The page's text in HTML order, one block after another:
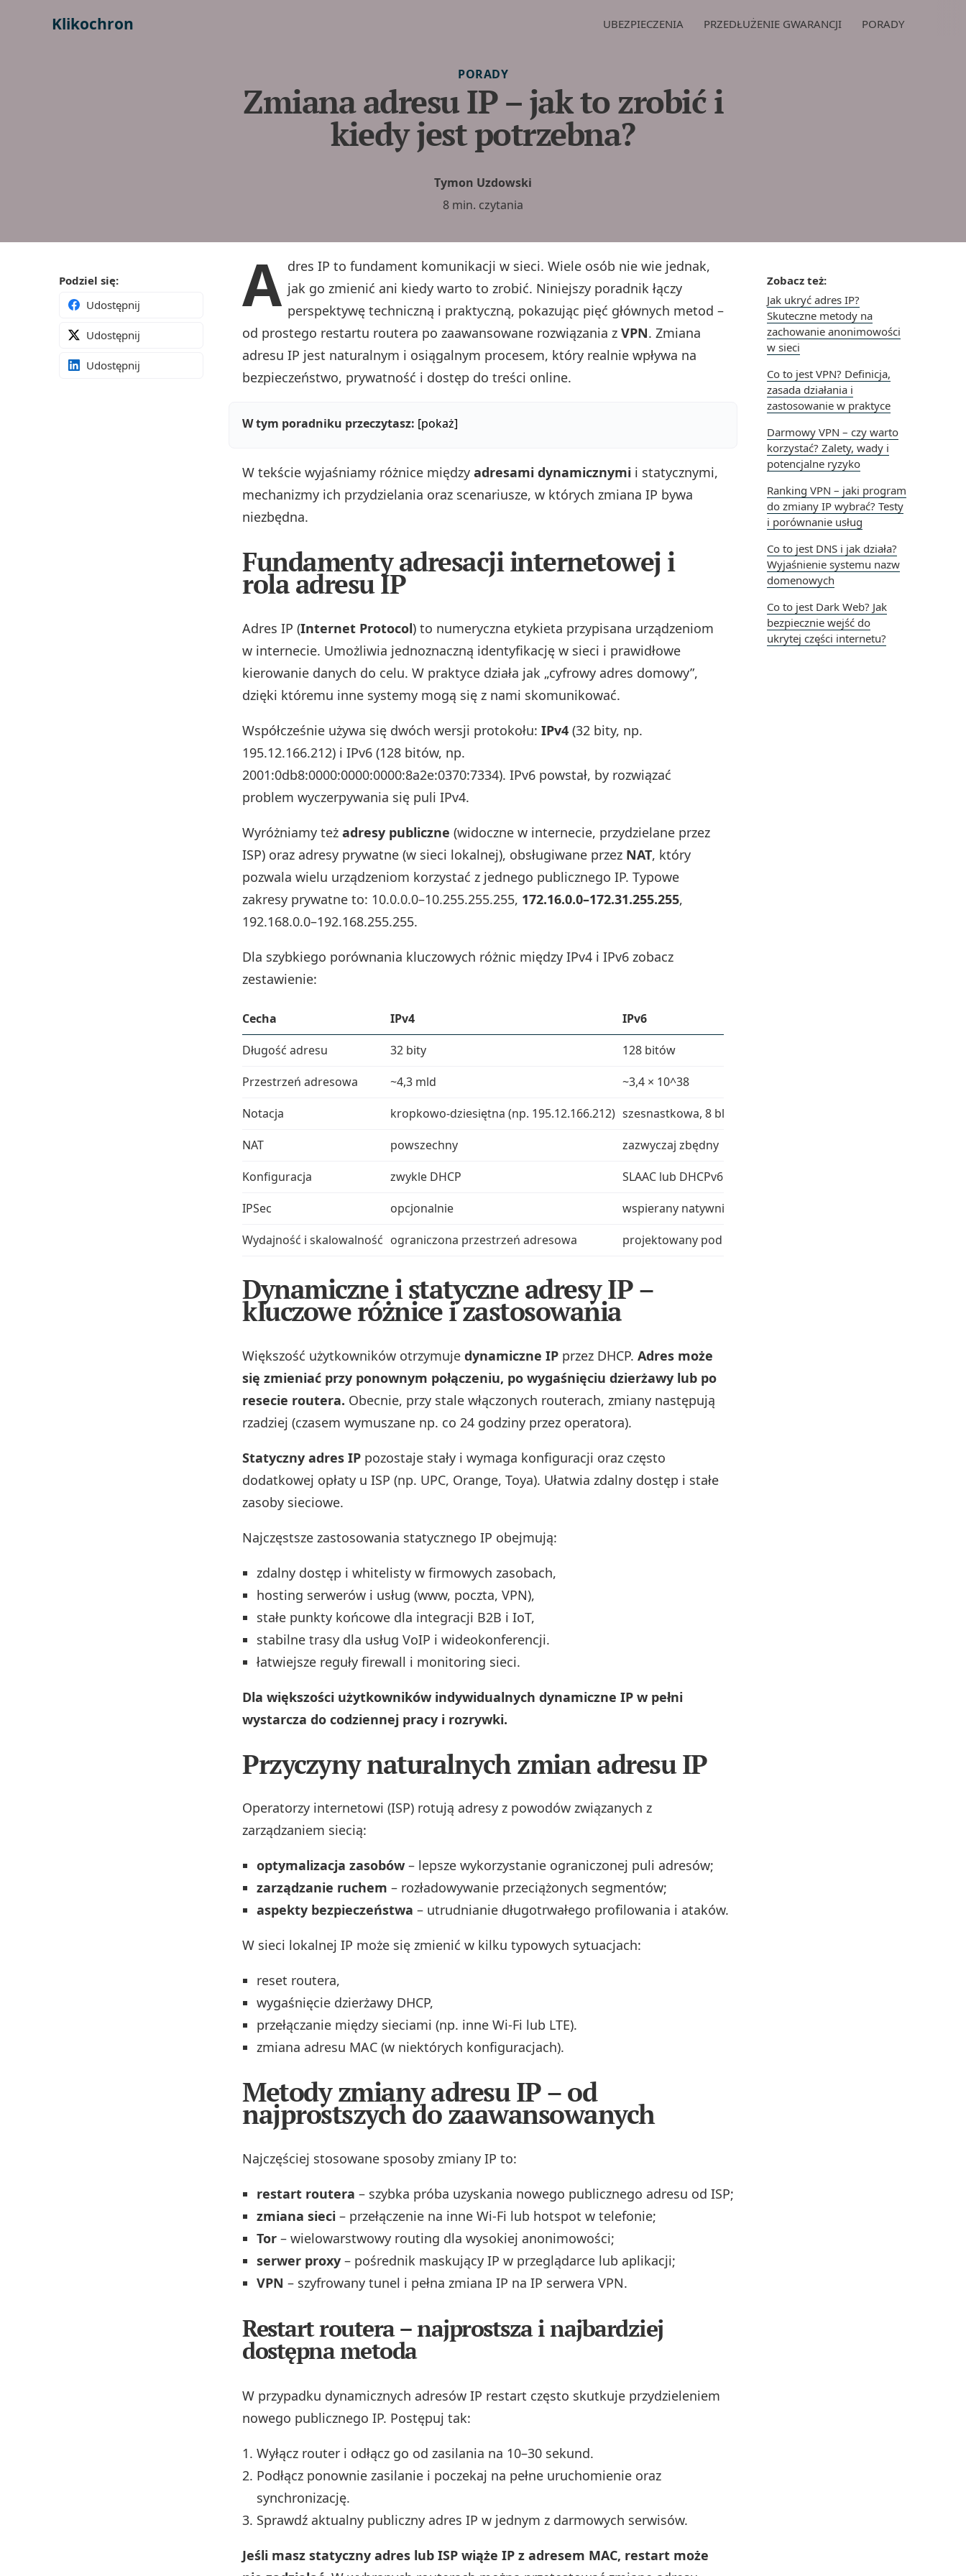
Klikochron UBEZPIECZENIA PRZEDŁUŻENIE GWARANCJI PORADY
PORADY
Zmiana adresu IP – jak to zrobić i
kiedy jest potrzebna?
Tymon Uzdowski
8 min. czytania
Zobacz też:
Jak ukryć adres IP?
Skuteczne metody na
zachowanie anonimowości
w sieci
Co to jest VPN? Definicja,
zasada działania i
zastosowanie w praktyce
Darmowy VPN – czy warto
korzystać? Zalety, wady i
potencjalne ryzyko
Ranking VPN – jaki program
do zmiany IP wybrać? Testy
i porównanie usług
Co to jest DNS i jak działa?
Wyjaśnienie systemu nazw
domenowych
Co to jest Dark Web? Jak
bezpiecznie wejść do
ukrytej części internetu?
Podziel się:
Udostępnij
Udostępnij
Udostępnij
A dres IP to fundament komunikacji w sieci. Wiele osób nie wie jednak,
jak go zmienić ani kiedy warto to zrobić. Niniejszy poradnik łączy
perspektywę techniczną i praktyczną, pokazując pięć głównych metod –
od prostego restartu routera po zaawansowane rozwiązania z VPN. Zmiana
adresu IP jest naturalnym i osiągalnym procesem, który realnie wpływa na
bezpieczeństwo, prywatność i dostęp do treści online.
W tym poradniku przeczytasz: [pokaż]
W tekście wyjaśniamy różnice między adresami dynamicznymi i statycznymi,
mechanizmy ich przydzielania oraz scenariusze, w których zmiana IP bywa
niezbędna.
Fundamenty adresacji internetowej i
rola adresu IP
Adres IP (Internet Protocol) to numeryczna etykieta przypisana urządzeniom
w internecie. Umożliwia jednoznaczną identyfikację w sieci i prawidłowe
kierowanie danych do celu. W praktyce działa jak „cyfrowy adres domowy”,
dzięki któremu inne systemy mogą się z nami skomunikować.
Współcześnie używa się dwóch wersji protokołu: IPv4 (32 bity, np.
195.12.166.212) i IPv6 (128 bitów, np.
2001:0db8:0000:0000:0000:8a2e:0370:7334). IPv6 powstał, by rozwiązać
problem wyczerpywania się puli IPv4.
Wyróżniamy też adresy publiczne (widoczne w internecie, przydzielane przez
ISP) oraz adresy prywatne (w sieci lokalnej), obsługiwane przez NAT, który
pozwala wielu urządzeniom korzystać z jednego publicznego IP. Typowe
zakresy prywatne to: 10.0.0.0–10.255.255.255, 172.16.0.0–172.31.255.255,
192.168.0.0–192.168.255.255.
Dla szybkiego porównania kluczowych różnic między IPv4 i IPv6 zobacz
zestawienie:
Cecha IPv4
IPv6
Długość adresu
32 bity
128 bitów
Przestrzeń adresowa
~4,3 mld
~3,4 × 10^38
Notacja
kropkowo‑dziesiętna (np. 195.12.166.212) szesnastkowa, 8 bloków (np. 2001:db8::7334)
NAT
powszechny
zazwyczaj zbędny
Konfiguracja
zwykle DHCP
SLAAC lub DHCPv6
IPSec
opcjonalnie
wspierany natywnie
Wydajność i skalowalność ograniczona przestrzeń adresowa projektowany pod przyszłe potrzeby
Dynamiczne i statyczne adresy IP –
kluczowe różnice i zastosowania
Większość użytkowników otrzymuje dynamiczne IP przez DHCP. Adres może
się zmieniać przy ponownym połączeniu, po wygaśnięciu dzierżawy lub po
resecie routera. Obecnie, przy stale włączonych routerach, zmiany następują
rzadziej (czasem wymuszane np. co 24 godziny przez operatora).
Statyczny adres IP pozostaje stały i wymaga konfiguracji oraz często
dodatkowej opłaty u ISP (np. UPC, Orange, Toya). Ułatwia zdalny dostęp i stałe
zasoby sieciowe.
Najczęstsze zastosowania statycznego IP obejmują:
zdalny dostęp i whitelisty w firmowych zasobach,
hosting serwerów i usług (www, poczta, VPN),
stałe punkty końcowe dla integracji B2B i IoT,
stabilne trasy dla usług VoIP i wideokonferencji.
łatwiejsze reguły firewall i monitoring sieci.
Dla większości użytkowników indywidualnych dynamiczne IP w pełni
wystarcza do codziennej pracy i rozrywki.
Przyczyny naturalnych zmian adresu IP
Operatorzy internetowi (ISP) rotują adresy z powodów związanych z
zarządzaniem siecią:
optymalizacja zasobów – lepsze wykorzystanie ograniczonej puli adresów;
zarządzanie ruchem – rozładowywanie przeciążonych segmentów;
aspekty bezpieczeństwa – utrudnianie długotrwałego profilowania i ataków.
W sieci lokalnej IP może się zmienić w kilku typowych sytuacjach:
reset routera,
wygaśnięcie dzierżawy DHCP,
przełączanie między sieciami (np. inne Wi‑Fi lub LTE).
zmiana adresu MAC (w niektórych konfiguracjach).
Metody zmiany adresu IP – od
najprostszych do zaawansowanych
Najczęściej stosowane sposoby zmiany IP to:
restart routera – szybka próba uzyskania nowego publicznego adresu od ISP;
zmiana sieci – przełączenie na inne Wi‑Fi lub hotspot w telefonie;
Tor – wielowarstwowy routing dla wysokiej anonimowości;
serwer proxy – pośrednik maskujący IP w przeglądarce lub aplikacji;
VPN – szyfrowany tunel i pełna zmiana IP na IP serwera VPN.
Restart routera – najprostsza i najbardziej
dostępna metoda
W przypadku dynamicznych adresów IP restart często skutkuje przydzieleniem
nowego publicznego IP. Postępuj tak:
Wyłącz router i odłącz go od zasilania na 10–30 sekund.
Podłącz ponownie zasilanie i poczekaj na pełne uruchomienie oraz
synchronizację.
Sprawdź aktualny publiczny adres IP w jednym z darmowych serwisów.
Jeśli masz statyczny adres lub ISP wiąże IP z adresem MAC, restart może